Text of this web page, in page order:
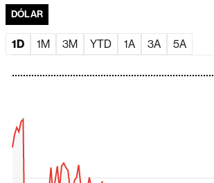
Ações globais sobem com recuo do petróleo
pressão sobre mercados
Faria Lima volta o foco para as eleições e
Negociações na B3 atrasam após paralisação
generalizada por problemas técnicos
DÓLAR
1D 1M 3M YTD 1A 3A 5A